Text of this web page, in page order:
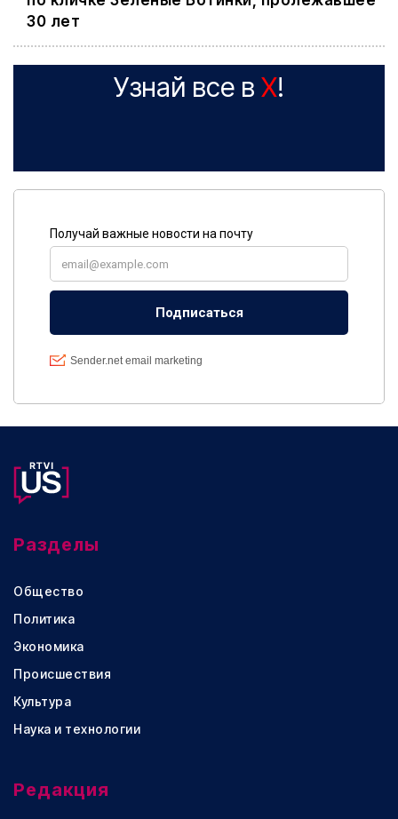
30 лет
Узнай все в X!
Разделы
Общество
Политика
Экономика
Происшествия
Культура
Наука и технологии
Редакция